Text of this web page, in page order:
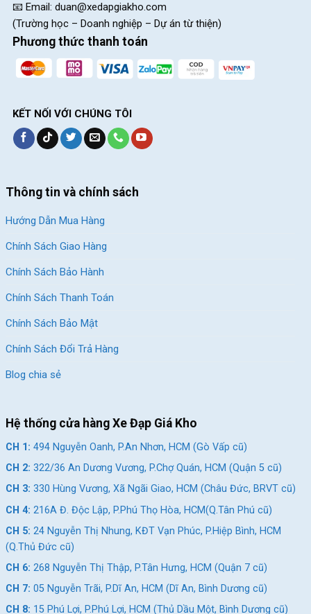
📧 Email: duan@xedapgiakho.com
(Trường học – Doanh nghiệp – Dự án từ thiện)
Phương thức thanh toán
KẾT NỐI VỚI CHÚNG TÔI
Thông tin và chính sách
Hướng Dẫn Mua Hàng
Chính Sách Giao Hàng
Chính Sách Bảo Hành
Chính Sách Thanh Toán
Chính Sách Bảo Mật
Chính Sách Đổi Trả Hàng
Blog chia sẻ
Hệ thống cửa hàng Xe Đạp Giá Kho
CH 1: 494 Nguyễn Oanh, P.An Nhơn, HCM (Gò Vấp cũ)
CH 2: 322/36 An Dương Vương, P.Chợ Quán, HCM (Quận 5 cũ)
CH 3: 330 Hùng Vương, Xã Ngãi Giao, HCM (Châu Đức, BRVT cũ)
CH 4: 216A Đ. Độc Lập, P.Phú Thọ Hòa, HCM(Q.Tân Phú cũ)
CH 5: 24 Nguyễn Thị Nhung, KĐT Vạn Phúc, P.Hiệp Bình, HCM
(Q.Thủ Đức cũ)
CH 6: 268 Nguyễn Thị Thập, P.Tân Hưng, HCM (Quận 7 cũ)
CH 7: 05 Nguyễn Trãi, P.Dĩ An, HCM (Dĩ An, Bình Dương cũ)
CH 8: 15 Phú Lợi, P.Phú Lợi, HCM (Thủ Dầu Một, Bình Dương cũ)